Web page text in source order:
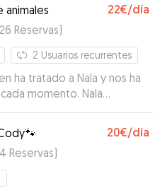
animales 22€/día
26 Reservas)
2 Usuarios recurrentes
ha tratado a Nala y nos ha
momento. Nala
de tanto jugar!”
20€/día
4 Reservas)